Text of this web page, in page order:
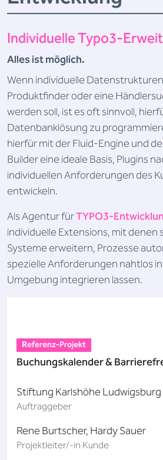
Individuelle Typo3-
Alles ist möglich.
Wenn individuelle
Produktfinder oder eine
werden soll, ist es oft sinnvoll,
Datenbanklösung zu
hierfür mit der Fluid-Engine und
Builder eine ideale Basis, Plugins
individuellen Anforderungen des
entwickeln.
Als Agentur fürTYPO3-
individuelle Extensions, mit
Systeme erweitern, Prozesse
spezielle Anforderungen nahtlos
Umgebung integrieren lassen.
Referenz-Projekt
Buchungskalender &
Stiftung Karlshöhe Ludwigsburg
Auftraggeber
Rene Burtscher, Hardy Sauer
Projektleiter/-in Kunde